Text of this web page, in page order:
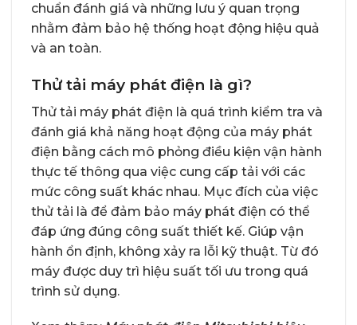
chuẩn đánh giá và những lưu ý quan trọng
nhằm đảm bảo hệ thống hoạt động hiệu quả
và an toàn.
Thử tải máy phát điện là gì?
Thử tải máy phát điện là quá trình kiểm tra và
đánh giá khả năng hoạt động của máy phát
điện bằng cách mô phỏng điều kiện vận hành
thực tế thông qua việc cung cấp tải với các
mức công suất khác nhau. Mục đích của việc
thử tải là để đảm bảo máy phát điện có thể
đáp ứng đúng công suất thiết kế. Giúp vận
hành ổn định, không xảy ra lỗi kỹ thuật. Từ đó
máy được duy trì hiệu suất tối ưu trong quá
trình sử dụng.